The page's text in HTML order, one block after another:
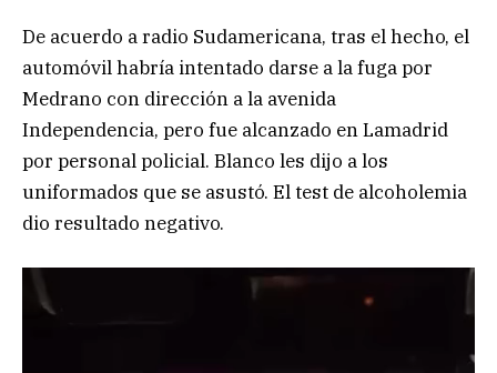
De acuerdo a radio Sudamericana, tras el hecho, el
automóvil habría intentado darse a la fuga por
Medrano con dirección a la avenida
Independencia, pero fue alcanzado en Lamadrid
por personal policial. Blanco les dijo a los
uniformados que se asustó. El test de alcoholemia
dio resultado negativo.